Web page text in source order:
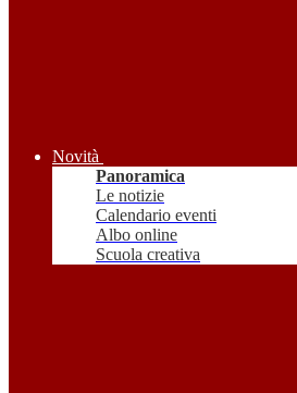
Novità
Panoramica
Le notizie
Calendario eventi
Albo online
Scuola creativa